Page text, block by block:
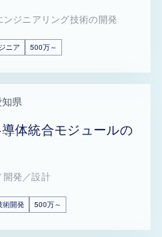
ジニアリング技術の開発
ニア 500万～
県
体統合モジュールの
発／設計
術開発 500万～